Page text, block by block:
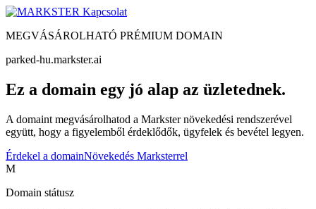
Kapcsolat
MEGVÁSÁROLHATÓ PRÉMIUM DOMAIN
parked-hu.markster.ai
Ez a domain egy jó alap az üzletednek.
A domaint megvásárolhatod a Markster növekedési rendszerével
együtt, hogy a figyelemből érdeklődők, ügyfelek és bevétel legyen.
Érdekel a domainNövekedés Marksterrel
M
Domain státusz